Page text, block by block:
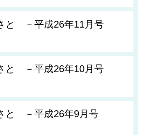
と －平成26年11月号
と －平成26年10月号
と －平成26年9月号